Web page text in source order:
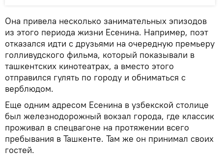
Она привела несколько занимательных эпизодов
из этого периода жизни Есенина. Например, поэт
отказался идти с друзьями на очередную премьеру
голливудского фильма, который показывали в
ташкентских кинотеатрах, а вместо этого
отправился гулять по городу и обниматься с
верблюдом.
Еще одним адресом Есенина в узбекской столице
был железнодорожный вокзал города, где классик
проживал в спецвагоне на протяжении всего
пребывания в Ташкенте. Там же он принимал своих
гостей.